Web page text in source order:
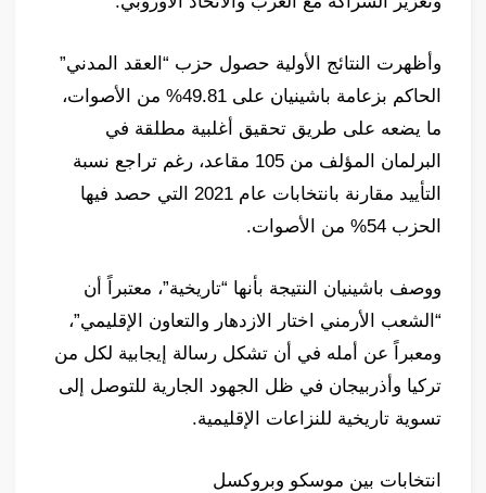
وأظهرت النتائج الأولية حصول حزب “العقد المدني”
الحاكم بزعامة باشينيان على 49.81% من الأصوات،
ما يضعه على طريق تحقيق أغلبية مطلقة في
البرلمان المؤلف من 105 مقاعد، رغم تراجع نسبة
التأييد مقارنة بانتخابات عام 2021 التي حصد فيها
الحزب 54% من الأصوات.
ووصف باشينيان النتيجة بأنها “تاريخية”، معتبراً أن
“الشعب الأرمني اختار الازدهار والتعاون الإقليمي”،
ومعبراً عن أمله في أن تشكل رسالة إيجابية لكل من
تركيا وأذربيجان في ظل الجهود الجارية للتوصل إلى
تسوية تاريخية للنزاعات الإقليمية.
انتخابات بين موسكو وبروكسل